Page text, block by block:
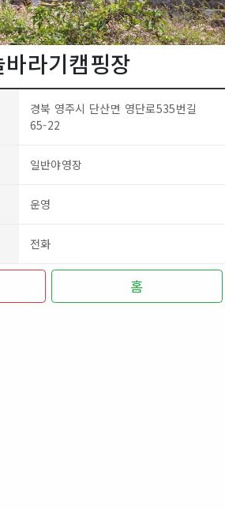
라기캠핑장
경북 영주시 단산면 영단로535번길
65-22
일반야영장
운영
전화
홈